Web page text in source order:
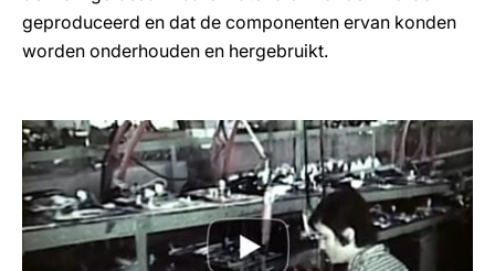
geproduceerd en dat de componenten ervan konden
worden onderhouden en hergebruikt.